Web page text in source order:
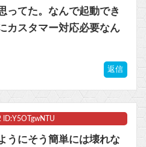
ってた。なんで起動でき
カスタマー対応必要なん
返信
うにそう簡単には壊れな